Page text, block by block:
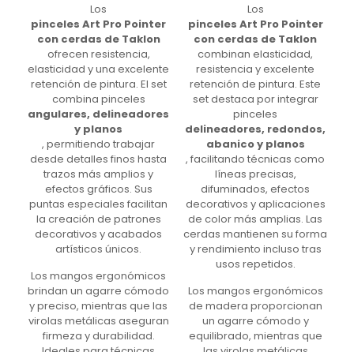
Los
pinceles Art Pro Pointer
con cerdas de Taklon
ofrecen resistencia,
elasticidad y una excelente
retención de pintura. El set
combina pinceles
angulares, delineadores
y planos
, permitiendo trabajar
desde detalles finos hasta
trazos más amplios y
efectos gráficos. Sus
puntas especiales facilitan
la creación de patrones
decorativos y acabados
artísticos únicos.
Los mangos ergonómicos
brindan un agarre cómodo
y preciso, mientras que las
virolas metálicas aseguran
firmeza y durabilidad.
Los
pinceles Art Pro Pointer
con cerdas de Taklon
combinan elasticidad,
resistencia y excelente
retención de pintura. Este
set destaca por integrar
pinceles
delineadores, redondos,
abanico y planos
, facilitando técnicas como
líneas precisas,
difuminados, efectos
decorativos y aplicaciones
de color más amplias. Las
cerdas mantienen su forma
y rendimiento incluso tras
usos repetidos.
Los mangos ergonómicos
de madera proporcionan
un agarre cómodo y
equilibrado, mientras que